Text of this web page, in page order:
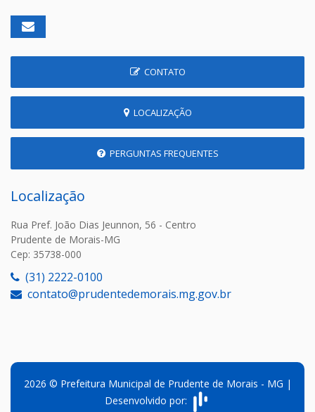
CONTATO
LOCALIZAÇÃO
PERGUNTAS FREQUENTES
Localização
Rua Pref. João Dias Jeunnon, 56 - Centro
Prudente de Morais-MG
Cep: 35738-000
(31) 2222-0100
contato@prudentedemorais.mg.gov.br
2026 © Prefeitura Municipal de Prudente de Morais - MG |
Desenvolvido por: